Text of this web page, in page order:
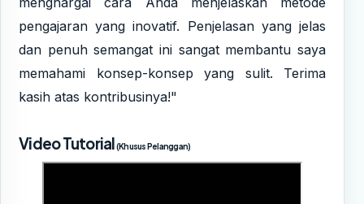
pengajaran yang inovatif. Penjelasan yang jelas
dan penuh semangat ini sangat membantu saya
memahami konsep-konsep yang sulit. Terima
kasih atas kontribusinya!"
Video Tutorial(Khusus Pelanggan)